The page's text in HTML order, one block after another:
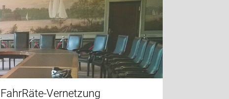
FahrRäte-Vernetzung